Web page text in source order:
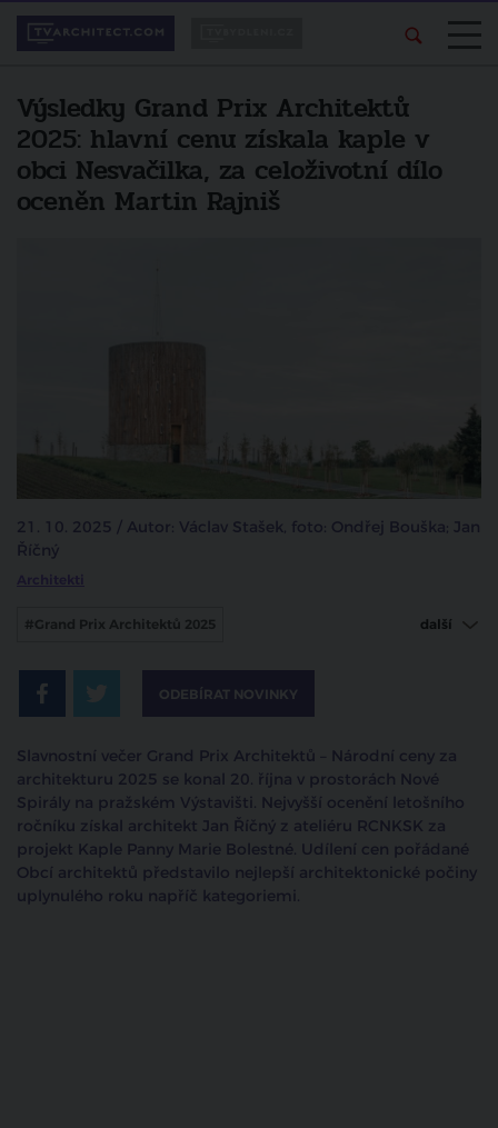
Výsledky Grand Prix Architektů
2025: hlavní cenu získala kaple v
obci Nesvačilka, za celoživotní dílo
oceněn Martin Rajniš
21. 10. 2025 / Autor: Václav Stašek, foto: Ondřej Bouška; Jan
Říčný
Architekti
#Grand Prix Architektů 2025
#národní cena za architekturu #obec architektů
#architektura
další
ODEBÍRAT NOVINKY
Slavnostní večer Grand Prix Architektů – Národní ceny za
architekturu 2025 se konal 20. října v prostorách Nové
Spirály na pražském Výstavišti. Nejvyšší ocenění letošního
ročníku získal architekt Jan Říčný z ateliéru RCNKSK za
projekt Kaple Panny Marie Bolestné. Udílení cen pořádané
Obcí architektů představilo nejlepší architektonické počiny
uplynulého roku napříč kategoriemi.